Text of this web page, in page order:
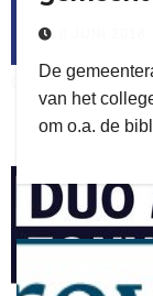
henkvandeberg
ook adverteren
De
van het
om o.a. de